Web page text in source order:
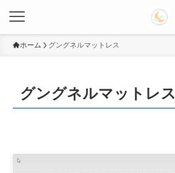
ホーム グングネルマットレス
グングネルマットレス